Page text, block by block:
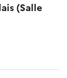
(Salle